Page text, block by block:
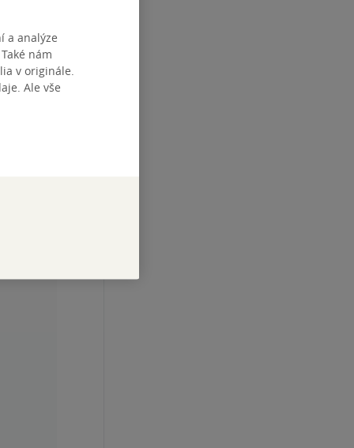
a analýze
nám
v originále.
Ale vše